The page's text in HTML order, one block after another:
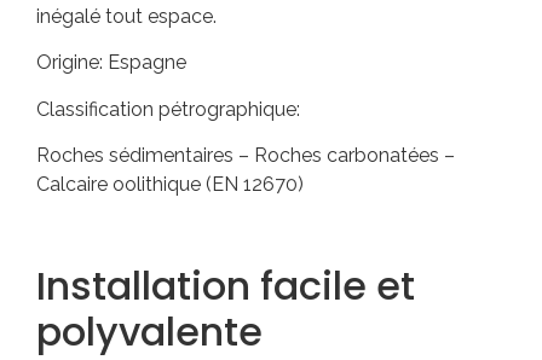
inégalé tout espace.
Origine: Espagne
Classification pétrographique:
Roches sédimentaires – Roches carbonatées –
Calcaire oolithique (EN 12670)
Installation facile et
polyvalente